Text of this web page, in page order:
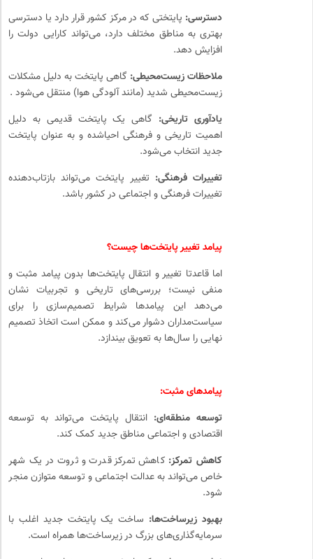
دسترسی: پایتختی که در مرکز کشور قرار دارد یا دسترسی
بهتری به مناطق مختلف دارد، می‌تواند کارایی دولت را
افزایش دهد.
ملاحظات زیست‌محیطی: گاهی پایتخت به دلیل مشکلات
زیست‌محیطی شدید (مانند آلودگی هوا) منتقل می‌شود .
یادآوری تاریخی: گاهی یک پایتخت قدیمی به دلیل
اهمیت تاریخی و فرهنگی احیاشده و به عنوان پایتخت
جدید انتخاب می‌شود.
تغییرات فرهنگی: تغییر پایتخت می‌تواند بازتاب‌دهنده
تغییرات فرهنگی و اجتماعی در کشور باشد.
پیامد تغییر پایتخت‌ها چیست؟
اما قاعدتا تغییر و انتقال پایتخت‌ها بدون پیامد مثبت و
منفی نیست؛ بررسی‌های تاریخی و تجربیات نشان
می‌دهد این پیامدها شرایط تصمیم‌سازی را برای
سیاست‌مداران دشوار می‌کند و ممکن است اتخاذ تصمیم
نهایی را سال‌ها به تعویق بیندازد.
پیامدهای مثبت:
توسعه منطقه‌ای: انتقال پایتخت می‌تواند به توسعه
اقتصادی و اجتماعی مناطق جدید کمک کند.
کاهش تمرکز: کاهش تمرکز قدرت و ثروت در یک شهر
خاص می‌تواند به عدالت اجتماعی و توسعه متوازن منجر
شود.
بهبود زیرساخت‌ها: ساخت یک پایتخت جدید اغلب با
سرمایه‌گذاری‌های بزرگ در زیرساخت‌ها همراه است.